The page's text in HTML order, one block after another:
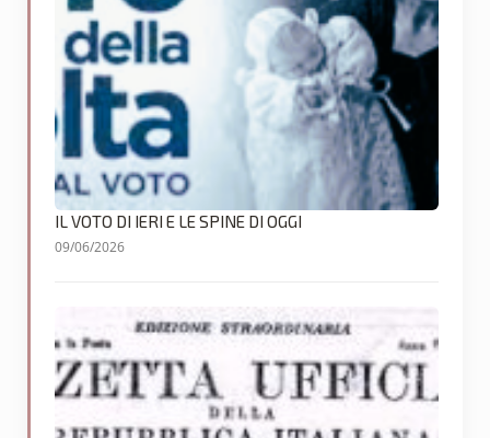
IL VOTO DI IERI E LE SPINE DI OGGI
09/06/2026